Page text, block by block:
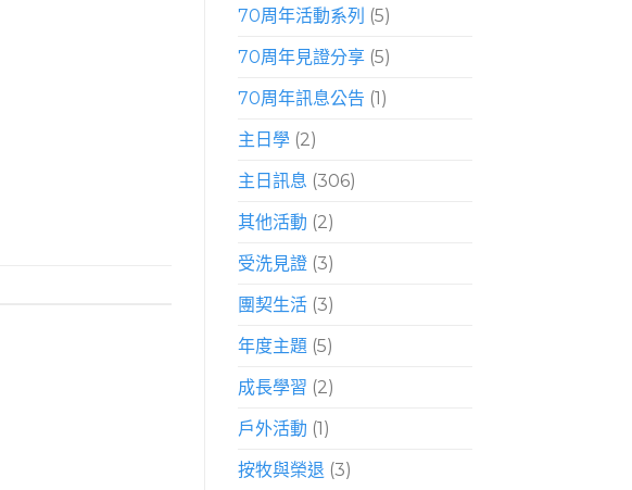
70周年活動系列 (5)
70周年見證分享(5)
70周年訊息公告 (1)
主日學(2)
主日訊息 (306)
其他活動 (2)
受洗見證(3)
團契生活(3)
年度主題(5)
成長學習 (2)
戶外活動 (1)
按牧與榮退 (3)